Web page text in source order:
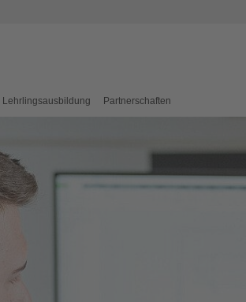
Lehrlingsausbildung Partnerschaften